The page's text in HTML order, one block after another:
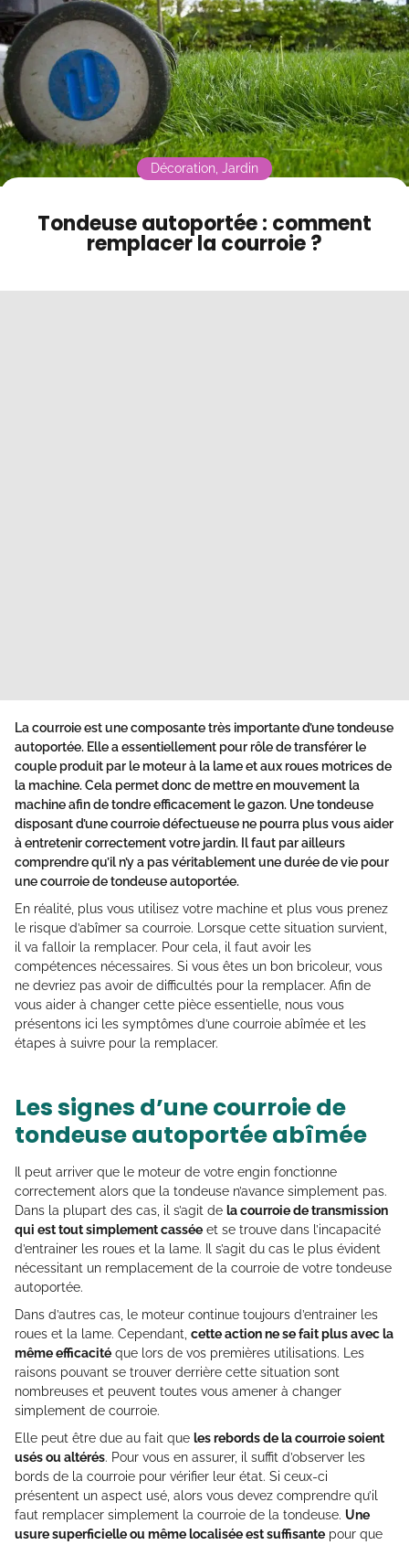
Contact
Mode sombre
Tondeuse autoportée : comment
remplacer la courroie ?
Décoration Jardin
La courroie est une composante très importante d’une tondeuse
autoportée. Elle a essentiellement pour rôle de transférer le
couple produit par le moteur à la lame et aux roues motrices de
la machine. Cela permet donc de mettre en mouvement la
machine afin de tondre efficacement le gazon. Une tondeuse
disposant d’une courroie défectueuse ne pourra plus vous aider
à entretenir correctement votre jardin. Il faut par ailleurs
comprendre qu’il n’y a pas véritablement une durée de vie pour
une courroie de tondeuse autoportée.
En réalité, plus vous utilisez votre machine et plus vous prenez
le risque d’abîmer sa courroie. Lorsque cette situation survient,
il va falloir la remplacer. Pour cela, il faut avoir les
compétences nécessaires. Si vous êtes un bon bricoleur, vous
ne devriez pas avoir de difficultés pour la remplacer. Afin de
vous aider à changer cette pièce essentielle, nous vous
présentons ici les symptômes d’une courroie abîmée et les
étapes à suivre pour la remplacer.
Les signes d’une courroie de
tondeuse autoportée abîmée
Il peut arriver que le moteur de votre engin fonctionne
correctement alors que la tondeuse n’avance simplement pas.
Dans la plupart des cas, il s’agit de la courroie de transmission
qui est tout simplement cassée et se trouve dans l’incapacité
d’entrainer les roues et la lame. Il s’agit du cas le plus évident
nécessitant un remplacement de la courroie de votre tondeuse
autoportée.
Dans d’autres cas, le moteur continue toujours d’entrainer les
roues et la lame. Cependant, cette action ne se fait plus avec la
même efficacité que lors de vos premières utilisations. Les
raisons pouvant se trouver derrière cette situation sont
nombreuses et peuvent toutes vous amener à changer
simplement de courroie.
Elle peut être due au fait que les rebords de la courroie soient
usés ou altérés. Pour vous en assurer, il suffit d’observer les
bords de la courroie pour vérifier leur état. Si ceux-ci
présentent un aspect usé, alors vous devez comprendre qu’il
faut remplacer simplement la courroie de la tondeuse. Une
usure superficielle ou même localisée est suffisante pour que